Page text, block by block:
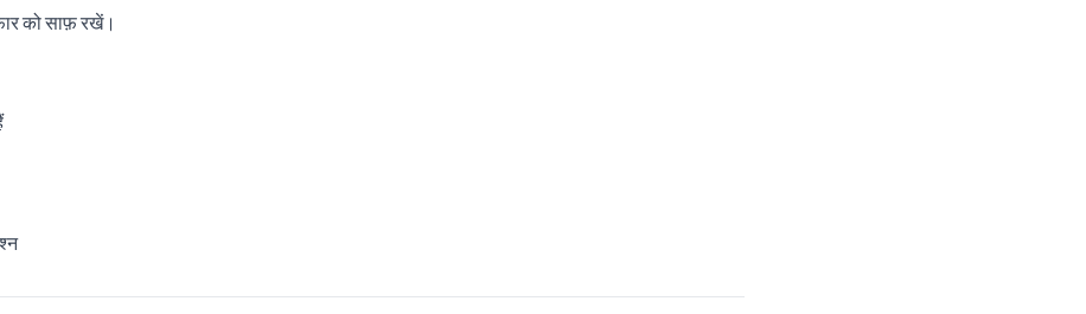
को साफ़ रखें।